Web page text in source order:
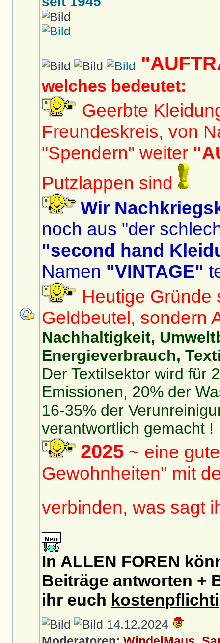
welches bedeutet:
Geerbte
Freundeskreis, von
"Spendern" weiter
Putzlappen sind
Wir
noch aus "der
"second hand
Namen "VINTAGE"
Heutige Gründe
Geldbeutel, sondern
Nachhaltigkeit,
Energieverbrauch,
Der Textilsektor wird für
Emissionen, 20% der
16-35% der
verantwortlich gemacht !
2025 ~ eine
Gewohnheiten" mit
verbinden, was sagt
In ALLEN FOREN
Beiträge antworten +
ihr euch
14.12.2024